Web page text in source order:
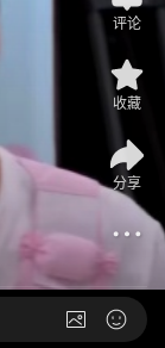
评论
收藏
分享